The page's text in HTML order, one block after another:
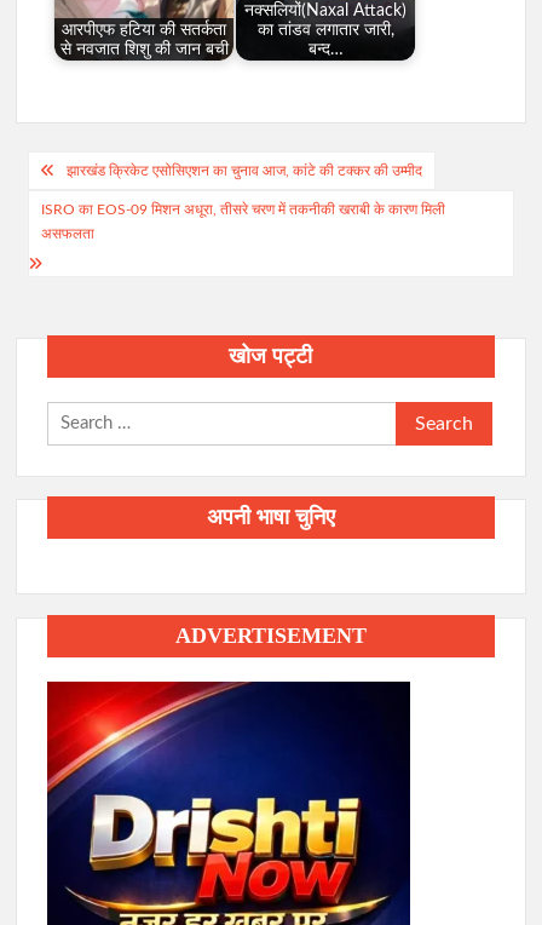
आरपीएफ हटिया की सतर्कता
से नवजात शिशु की जान बची
नक्सलियों(Naxal Attack)
का तांडव लगातार जारी,
बन्द…
Post
navigation
झारखंड क्रिकेट एसोसिएशन का चुनाव आज, कांटे की टक्कर की उम्मीद
ISRO का EOS-09 मिशन अधूरा, तीसरे चरण में तकनीकी खराबी के कारण मिली
असफलता
खोज पट्टी
Search
for:
अपनी भाषा चुनिए
ADVERTISEMENT